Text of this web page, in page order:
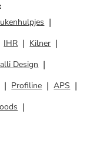
:
IHR
Kilner
Design
Profiline
APS